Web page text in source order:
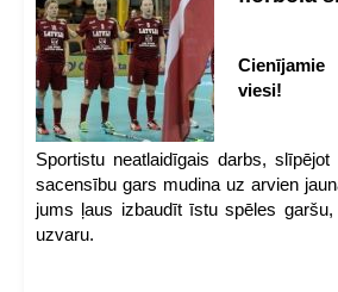
viesi!
Sportistu neatlaidīgais darbs,
sacensību gars mudina uz arvien
jums ļaus izbaudīt īstu spēles
uzvaru.